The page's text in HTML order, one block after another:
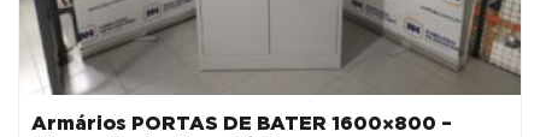
Armários PORTAS DE BATER 1600×800 –